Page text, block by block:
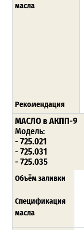
масла
Рекомендация
МАСЛО в АКПП-9
Модель:
- 725.021
- 725.031
- 725.035
Объём заливки
Спецификация
масла